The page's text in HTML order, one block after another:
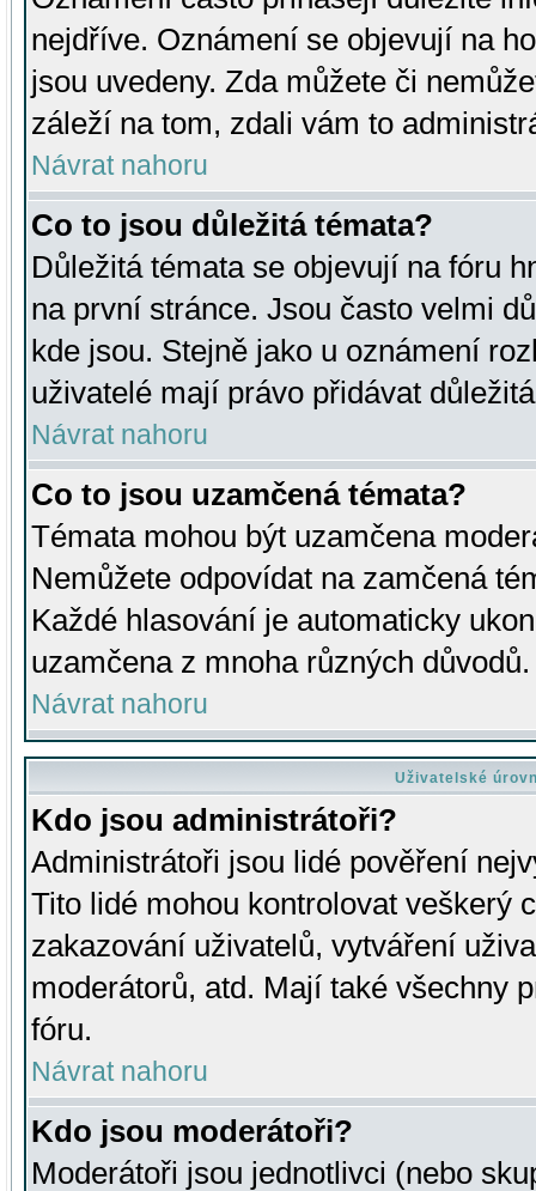
nejdříve. Oznámení se objevují na
jsou uvedeny. Zda můžete či
záleží na tom, zdali vám to
Návrat nahoru
Co to jsou důležitá témata?
Důležitá témata se objevují na fóru
na první stránce. Jsou často velmi
kde jsou. Stejně jako u oznámení
uživatelé mají právo přidávat
Návrat nahoru
Co to jsou uzamčená témata?
Témata mohou být uzamčena
Nemůžete odpovídat na zamčená
Každé hlasování je automaticky
uzamčena z mnoha různých důvodů.
Návrat nahoru
Uživatelské
Kdo jsou administrátoři?
Administrátoři jsou lidé pověření
Tito lidé mohou kontrolovat veškerý
zakazování uživatelů, vytváření
moderátorů, atd. Mají také všechny
fóru.
Návrat nahoru
Kdo jsou moderátoři?
Moderátoři jsou jednotlivci (nebo